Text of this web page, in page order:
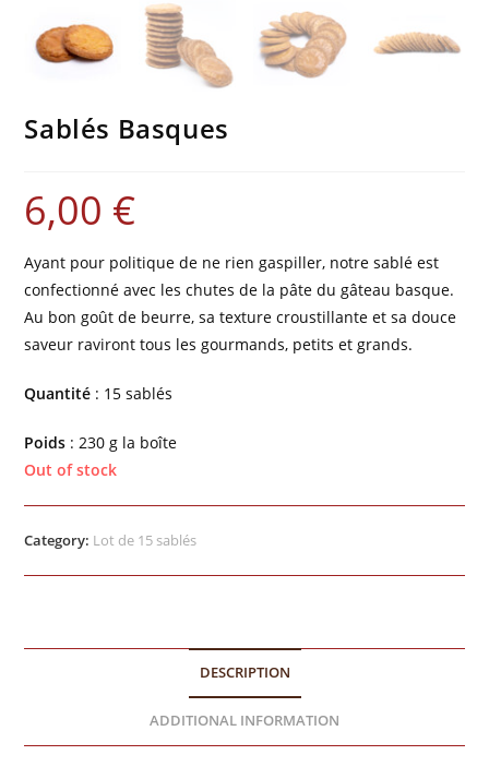
Sablés Basques
6,00 €
Ayant pour politique de ne rien gaspiller, notre sablé est
confectionné avec les chutes de la pâte du gâteau basque.
Au bon goût de beurre, sa texture croustillante et sa douce
saveur raviront tous les gourmands, petits et grands.
Quantité : 15 sablés
Poids : 230 g la boîte
Out of stock
Category: Lot de 15 sablés
DESCRIPTION
ADDITIONAL INFORMATION